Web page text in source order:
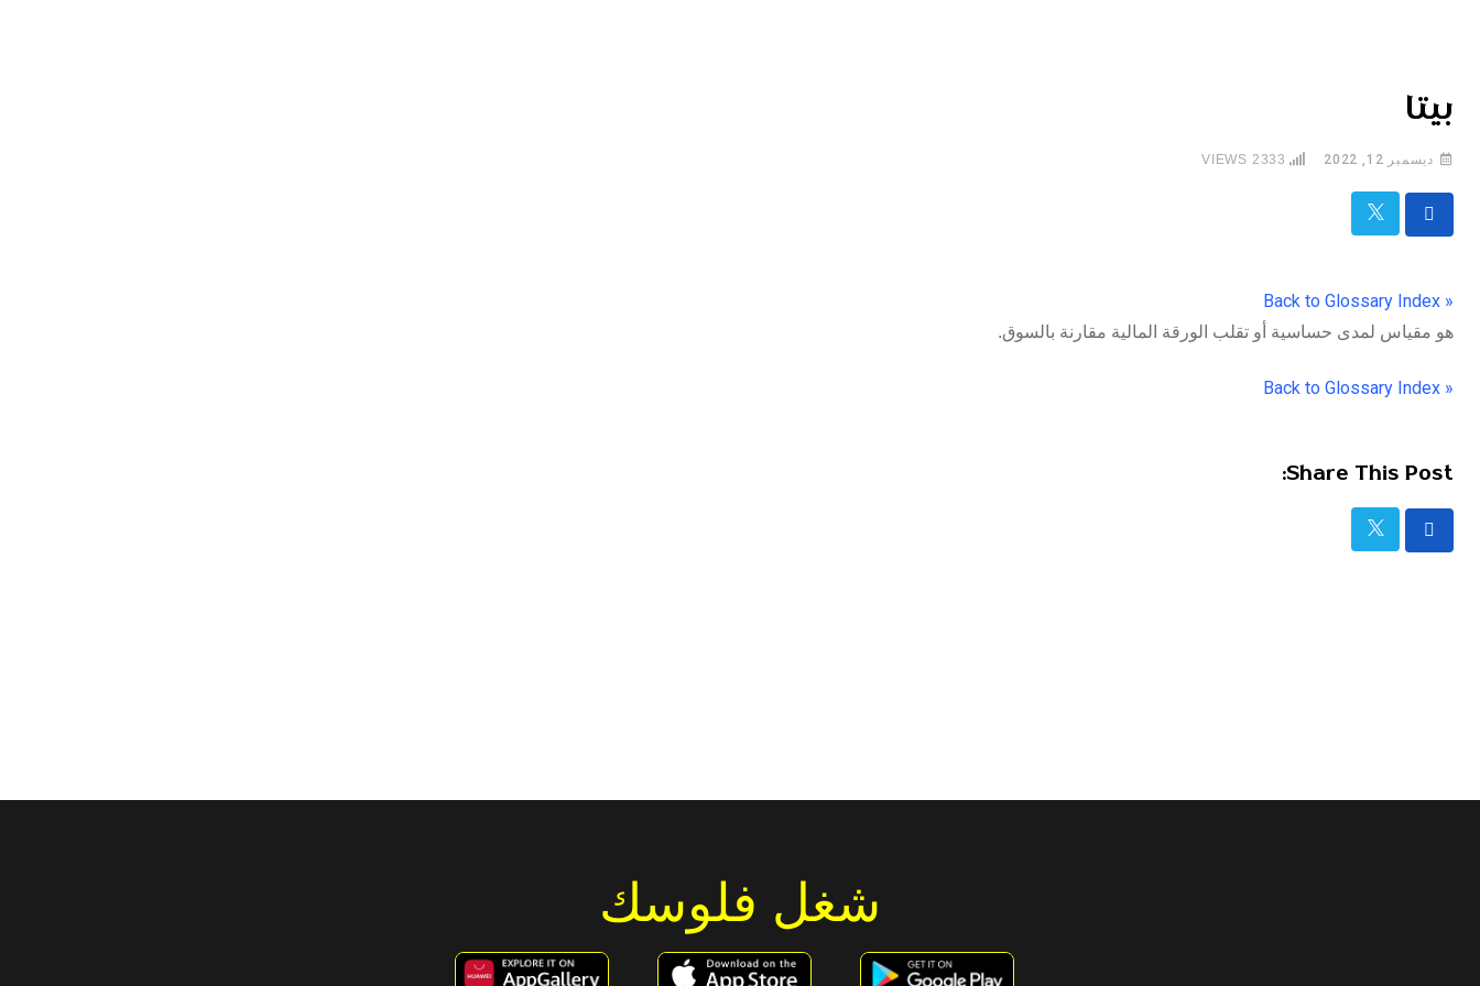
بيتا
ديسمبر 12, 2022 2333
« Back to Glossary Index
هو مقياس لمدى حساسية أو تقلب الورقة المالية مقارنة بالسوق.
« Back to Glossary Index
Share This Post:
شغل فلوسك